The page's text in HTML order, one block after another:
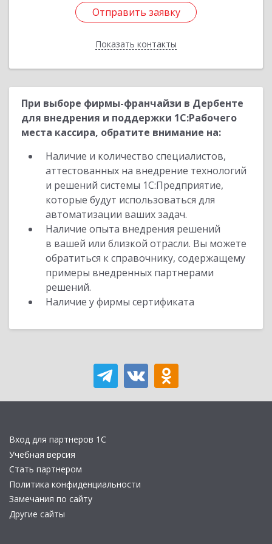
Отправить заявку
Показать контакты
Отправить заявку
Назад
При выборе фирмы-франчайзи в Дербенте
для внедрения и поддержки 1С:Рабочего
места кассира, обратите внимание на:
Наличие и количество специалистов,
аттестованных на внедрение технологий
и решений системы 1С:Предприятие,
которые будут использоваться для
автоматизации ваших задач.
Наличие опыта внедрения решений
в вашей или близкой отрасли. Вы можете
обратиться к справочнику, содержащему
примеры внедренных партнерами
решений.
Наличие у фирмы сертификата
Вход для партнеров 1С
Учебная версия
Стать партнером
Политика конфиденциальности
Замечания по сайту
Другие сайты